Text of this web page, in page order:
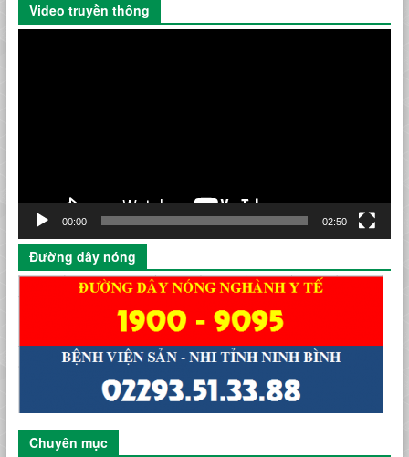
Video truyền thông
00:00 02:50
Đường dây nóng
Chuyên mục